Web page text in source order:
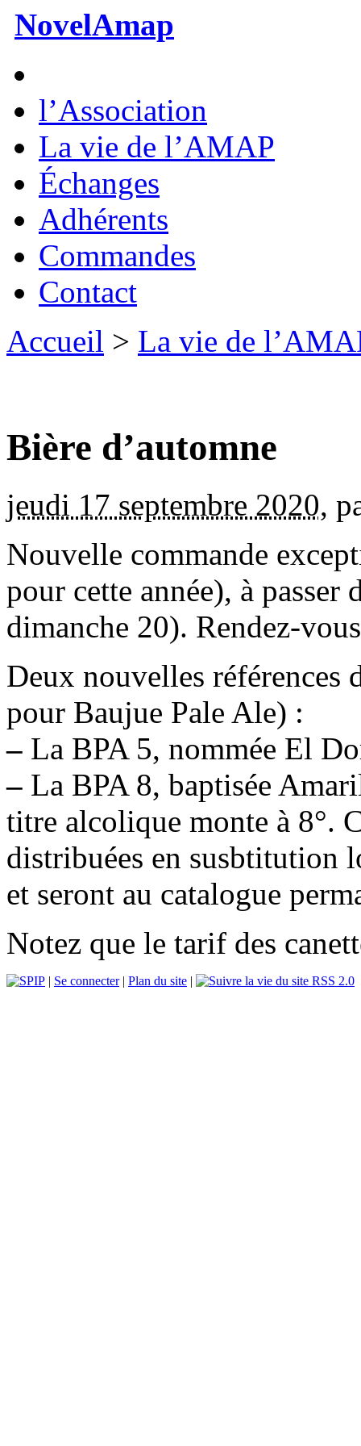
NovelAmap
l’Association
La vie de l’AMAP
Échanges
Adhérents
Commandes
Contact
Accueil > La vie de
Bière d’automne
jeudi 17 septembre 2020,
Nouvelle commande
pour cette année), à
dimanche 20). Rendez-
Deux nouvelles références
pour Baujue Pale Ale) :
– La BPA 5, nommée El
– La BPA 8, baptisée
titre alcolique monte à 8°.
distribuées en susbtitution
et seront au catalogue
Notez que le tarif des
| Se connecter| Plan du site | RSS 2.0